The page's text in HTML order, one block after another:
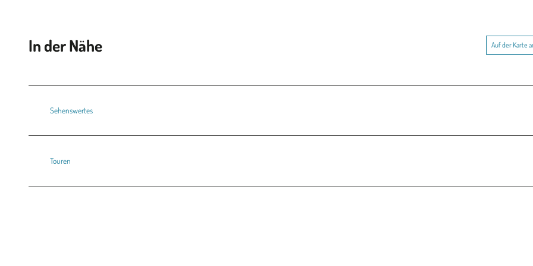
In der Nähe Auf der Karte
Sehenswertes
Touren